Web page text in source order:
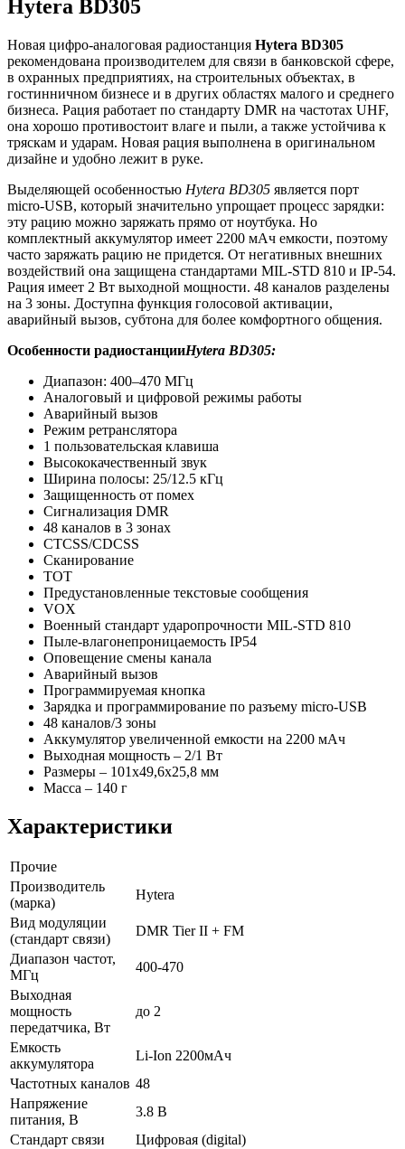
Hytera BD305
Новая цифро-аналоговая радиостанция Hytera BD305
рекомендована производителем для связи в банковской сфере,
в охранных предприятиях, на строительных объектах, в
гостинничном бизнесе и в других областях малого и среднего
бизнеса. Рация работает по стандарту DMR на частотах UHF,
она хорошо противостоит влаге и пыли, а также устойчива к
тряскам и ударам. Новая рация выполнена в оригинальном
дизайне и удобно лежит в руке.
Выделяющей особенностью Hytera BD305 является порт
micro-USB, который значительно упрощает процесс зарядки:
эту рацию можно заряжать прямо от ноутбука. Но
комплектный аккумулятор имеет 2200 мАч емкости, поэтому
часто заряжать рацию не придется. От негативных внешних
воздействий она защищена стандартами MIL-STD 810 и IP-54.
Рация имеет 2 Вт выходной мощности. 48 каналов разделены
на 3 зоны. Доступна функция голосовой активации,
аварийный вызов, субтона для более комфортного общения.
Особенности радиостанцииHytera BD305:
Диапазон: 400–470 МГц
Аналоговый и цифровой режимы работы
Аварийный вызов
Режим ретранслятора
1 пользовательская клавиша
Высококачественный звук
Ширина полосы: 25/12.5 кГц
Защищенность от помех
Сигнализация DMR
48 каналов в 3 зонах
CTCSS/CDCSS
Сканирование
TOT
Предустановленные текстовые сообщения
VOX
Военный стандарт ударопрочности MIL-STD 810
Пыле-влагонепроницаемость IP54
Оповещение смены канала
Аварийный вызов
Программируемая кнопка
Зарядка и программирование по разъему micro-USB
48 каналов/3 зоны
Аккумулятор увеличенной емкости на 2200 мАч
Выходная мощность – 2/1 Вт
Размеры – 101х49,6х25,8 мм
Масса – 140 г
Характеристики
Прочие
Производитель
(марка)
Hytera
Вид модуляции
(стандарт связи)
DMR Tier II + FM
Диапазон частот,
МГц
400-470
Выходная
мощность
передатчика, Вт
до 2
Емкость
аккумулятора
Li-Ion 2200мАч
Частотных каналов 48
Напряжение
питания, В
3.8 В
Стандарт связи
Цифровая (digital)